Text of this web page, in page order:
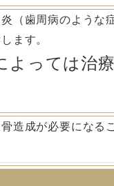
（歯周病のような
ます。
よっては治
造成が必要になる